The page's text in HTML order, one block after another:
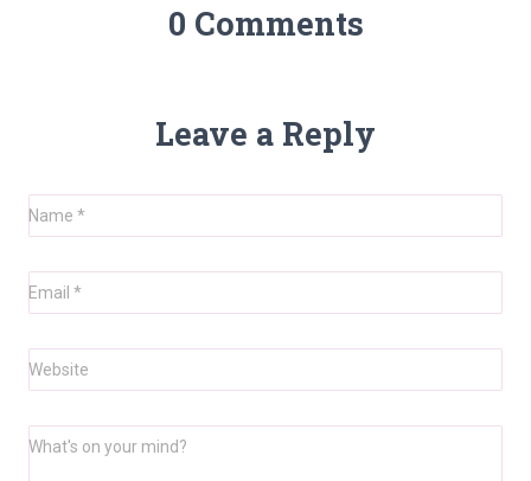
0 Comments
Leave a Reply
Name *
Email *
Website
What's on your mind?